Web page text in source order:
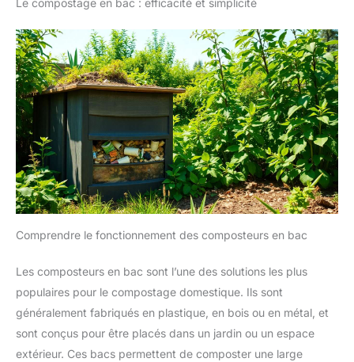
Le compostage en bac : efficacité et simplicité
Comprendre le fonctionnement des composteurs en bac
Les composteurs en bac sont l’une des solutions les plus
populaires pour le compostage domestique. Ils sont
généralement fabriqués en plastique, en bois ou en métal, et
sont conçus pour être placés dans un jardin ou un espace
extérieur. Ces bacs permettent de composter une large